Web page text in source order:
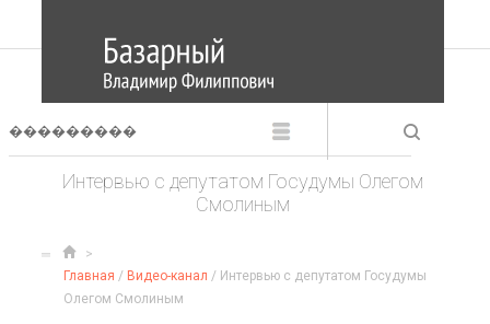
Интервью с депутатом Госудумы Олегом
Смолиным
Главная / Видео-канал / Интервью с депутатом Госудумы
Олегом Смолиным